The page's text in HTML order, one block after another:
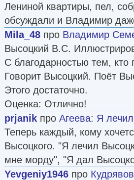
Лениной квартиры, пел,
обсуждали и Владимир
Mila_48 про Владимир
Высоцкий В.С.
С благодарностью тем,
Говорит Высоцкий. Поёт
Этого достаточно.
Оценка: Отлично!
prjanik про Агеева: Я
Теперь каждый, кому
Высоцкого. "Я лечил
мне морду", "Я дал
Yevgeniy1946 про Кудрявов